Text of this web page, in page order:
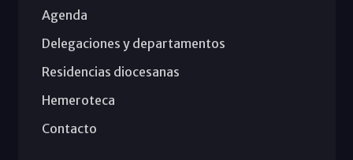
Agenda
Delegaciones y departamentos
Residencias diocesanas
Hemeroteca
Contacto